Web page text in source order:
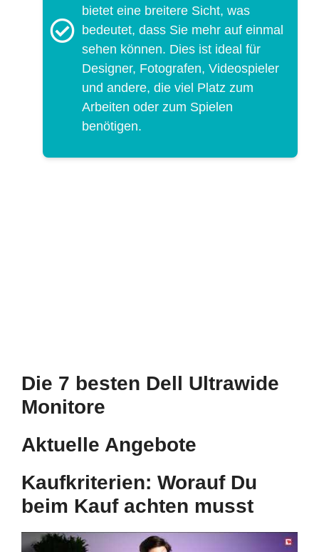
bietet eine breitere Sicht, was
bedeutet, dass Sie mehr auf einmal
sehen können. Dies ist ideal für
Designer, Fotografen, Videospieler
und andere, die viel Platz zum
Arbeiten oder zum Spielen
benötigen.
Die 7 besten Dell Ultrawide
Monitore
Aktuelle Angebote
Kaufkriterien: Worauf Du
beim Kauf achten musst